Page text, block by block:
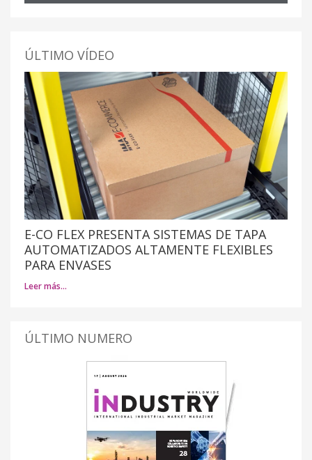
ÚLTIMO VÍDEO
E-CO FLEX PRESENTA SISTEMAS DE TAPA
AUTOMATIZADOS ALTAMENTE FLEXIBLES
PARA ENVASES
Leer más…
ÚLTIMO NUMERO